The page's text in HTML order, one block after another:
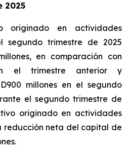
2025
originado en actividades
segundo trimestre de 2025
en comparación con
el trimestre anterior y
millones en el segundo
el segundo trimestre de
originado en actividades
reducción neta del capital de